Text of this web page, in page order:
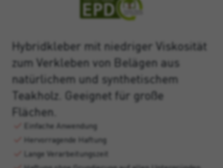
Hybridkleber mit niedriger Viskosität
zum Verkleben von Belägen aus
natürlichem und synthetischem
Teakholz. Geeignet für große
Flächen.
Einfache Anwendung
Hervorragende Haftung
Lange Verarbeitungszeit